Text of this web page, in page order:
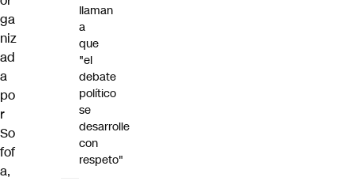
ga
niz
ad
a
po
r
So
fof
a,
llaman
a
que
"el
debate
político
se
desarrolle
con
respeto"